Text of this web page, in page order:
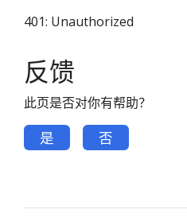
401: Unauthorized
反馈
此页是否对你有帮助？
是 否